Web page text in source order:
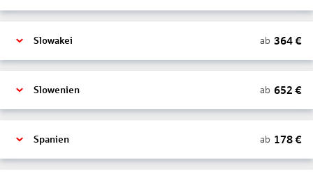
Slowakei ab 364€
Slowenien ab 652 €
Spanien ab 178€